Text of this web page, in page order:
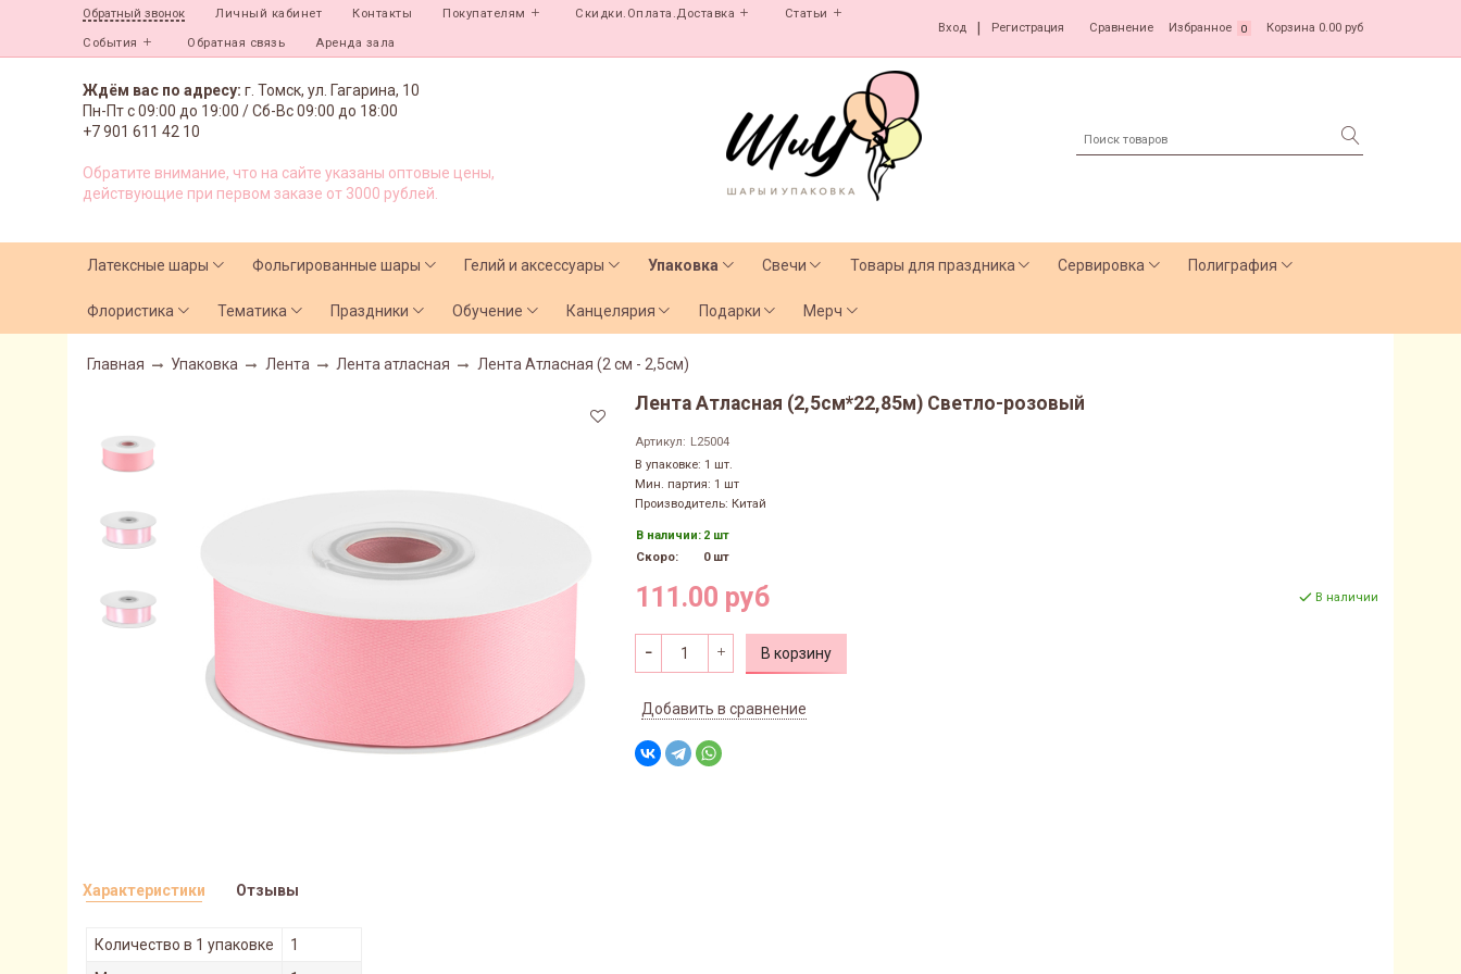
Обратный звонок Личный кабинет Контакты Покупателям Скидки.Оплата.Доставка Статьи
События Обратная связь Аренда зала
Вход Регистрация Сравнение Избранное 0 Корзина 0.00 руб
Ждём вас по адресу: г. Томск, ул. Гагарина, 10
Пн-Пт с09:00 до 19:00 /Сб-Вс 09:00 до 18:00
+7 901 611 42 10
Обратите внимание, что на сайте указаны оптовые цены,
действующие при первом заказе от 3000 рублей.
Латексные шары Фольгированные шары Гелий и аксессуары Упаковка Свечи Товары для праздника Сервировка Полиграфия
Флористика Тематика Праздники Обучение Канцелярия Подарки Мерч
Главная Упаковка Лента Лента атласная Лента Атласная (2 см - 2,5см)
Лента Атласная (2,5см*22,85м) Светло-розовый
Артикул: L25004
В упаковке: 1 шт.
Мин. партия: 1 шт
Производитель: Китай
В наличии: 2 шт
Скоро:
0 шт
111.00 руб В наличии
В корзину
Добавить в сравнение
Характеристики
Количество в 1 упаковке
1
Отзывы